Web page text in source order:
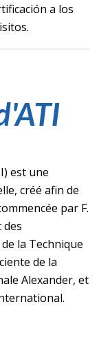
a los
est une
créé afin de
par F.
des
la Technique
de la
Alexander, et